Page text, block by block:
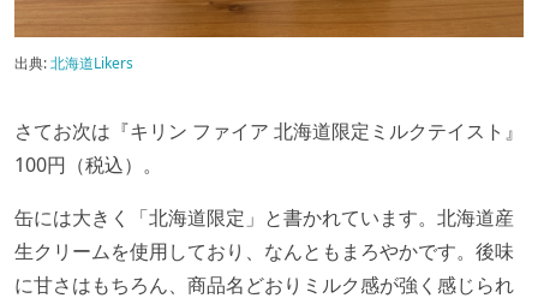
出典:北海道Likers
さてお次は『キリン ファイア 北海道限定ミルクテイスト』
100円（税込）。
缶には大きく「北海道限定」と書かれています。北海道産
生クリームを使用しており、なんともまろやかです。後味
に甘さはもちろん、商品名どおりミルク感が強く感じられ